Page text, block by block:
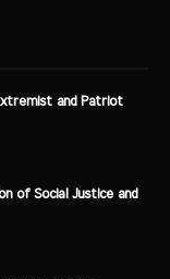
and Patriot
of Social Justice and